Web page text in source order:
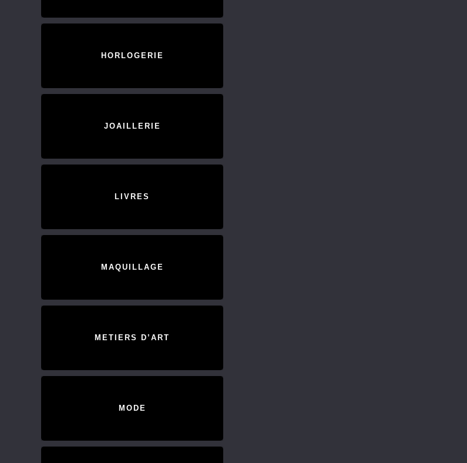
HORLOGERIE
JOAILLERIE
LIVRES
MAQUILLAGE
METIERS D’ART
MODE